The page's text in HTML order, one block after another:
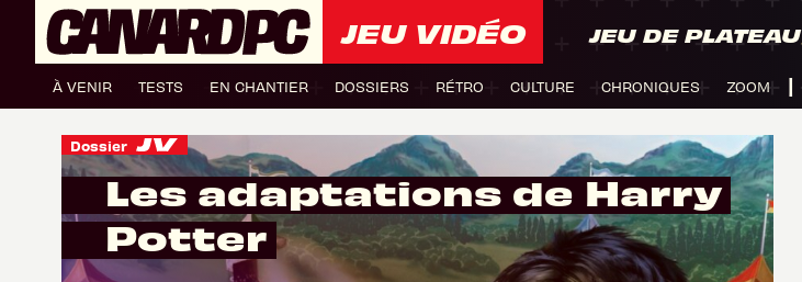
JEU VIDÉO JEU DE PLATEAU
À VENIR TESTS EN CHANTIER DOSSIERS RÉTRO CULTURE CHRONIQUES ZOOM
Dossier
Les adaptations de Harry
Potter